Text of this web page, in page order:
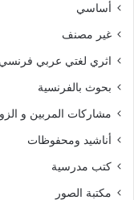
أساسي
غير مصنف
اثري لغتي عربي فرنسي
بحوث بالفرنسية
مشاركات المربين و
أناشيد ومحفوظات
كتب مدرسية
مكتبة الصور